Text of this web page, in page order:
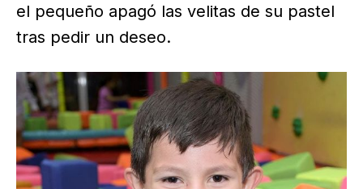
el pequeño apagó las velitas de su pastel
tras pedir un deseo.